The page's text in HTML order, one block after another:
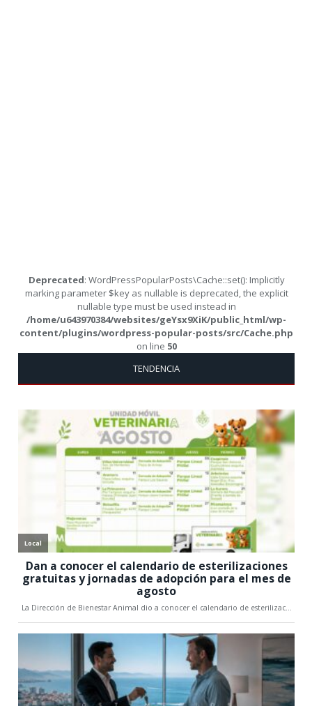
Deprecated: WordPressPopularPosts\Cache::set(): Implicitly
marking parameter $key as nullable is deprecated, the explicit
nullable type must be used instead in
/home/u643970384/websites/geYsx9XiK/public_html/wp-
content/plugins/wordpress-popular-posts/src/Cache.php
on line 50
TENDENCIA